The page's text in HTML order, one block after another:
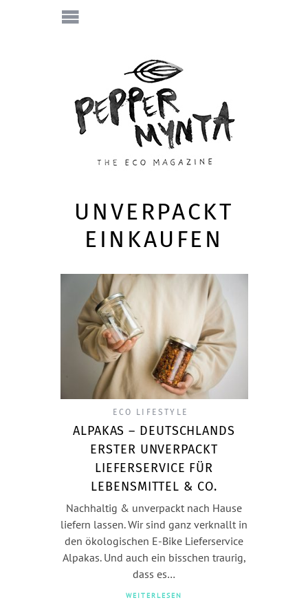
UNVERPACKT
EINKAUFEN
ECO LIFESTYLE
ALPAKAS – DEUTSCHLANDS
ERSTER UNVERPACKT
LIEFERSERVICE FÜR
LEBENSMITTEL & CO.
Nachhaltig & unverpackt nach Hause
liefern lassen. Wir sind ganz verknallt in
den ökologischen E-Bike Lieferservice
Alpakas. Und auch ein bisschen traurig,
dass es…
WEITERLESEN